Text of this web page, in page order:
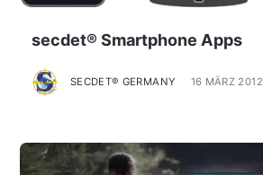
secdet® Smartphone Apps
SECDET® GERMANY 16 MÄRZ 2012